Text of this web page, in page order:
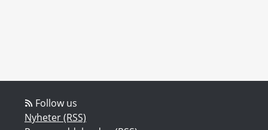
Follow us
Nyheter (RSS)